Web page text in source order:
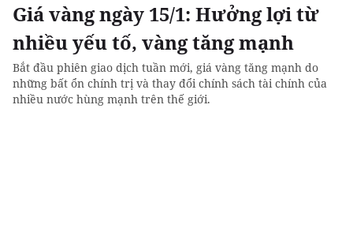
Giá vàng ngày 15/1: Hưởng lợi từ
nhiều yếu tố, vàng tăng mạnh
Bắt đầu phiên giao dịch tuần mới, giá vàng tăng mạnh do
những bất ổn chính trị và thay đổi chính sách tài chính của
nhiều nước hùng mạnh trên thế giới.